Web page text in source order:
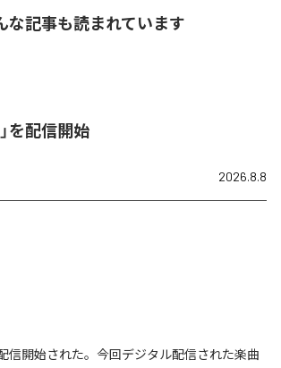
な記事も読まれています
を配信開始
2026.8.8
信開始された。今回デジタル配信された楽曲